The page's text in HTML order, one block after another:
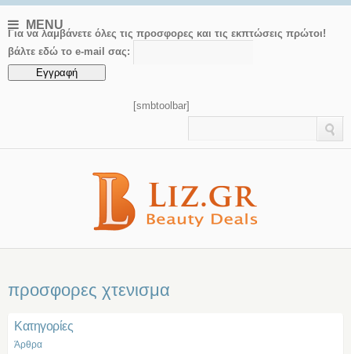
MENU
Για να λαμβάνετε όλες τις προσφορες και τις εκπτώσεις πρώτοι!
βάλτε εδώ το e-mail σας:
[smbtoolbar]
προσφορες χτενισμα
Kατηγορίες
Άρθρα